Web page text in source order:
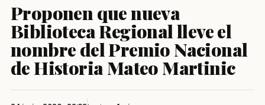
Proponen que nueva
Biblioteca Regional lleve el
nombre del Premio Nacional
de Historia Mateo Martinic